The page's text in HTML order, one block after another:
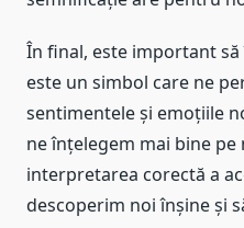
În final, este important
este un simbol care ne
sentimentele și emoțiile
ne înțelegem mai bine pe
interpretarea corectă a
descoperim noi înșine și